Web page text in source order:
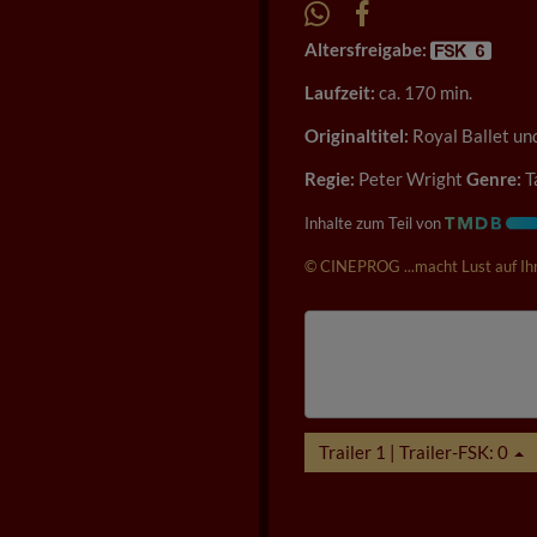
Altersfreigabe:
Laufzeit: ca. 170 min.
Originaltitel: Royal Ballet
Regie: Peter Wright Genre:
Inhalte zum Teil von
© CINEPROG ...macht Lust auf
Trailer 1 | Trailer-FSK: 0